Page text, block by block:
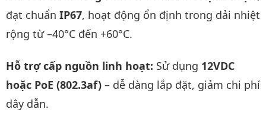
đạt chuẩn IP67, hoạt động ổn định trong dải nhiệt
rộng từ –40°C đến +60°C.
Hỗ trợ cấp nguồn linh hoạt: Sử dụng 12VDC
hoặc PoE (802.3af) – dễ dàng lắp đặt, giảm chi phí
dây dẫn.